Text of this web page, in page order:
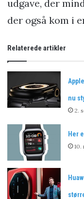
udgave, der
der også kom i
Relaterede artikler
nu
2.
Her
10.